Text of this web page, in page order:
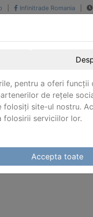
Infinitrade Romania
din stoc intern sau
pentru a oferi funcții
de rețele
folosiți site-ul nostru.
folosirii serviciilor lor.
Accepta toate